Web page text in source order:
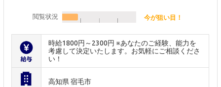
閲覧状況 今が狙い目！
時給1800円～2300円 ※あなたのご経験、能力を
考慮して決定いたします。お気軽にご相談くださ
い！
高知県 宿毛市